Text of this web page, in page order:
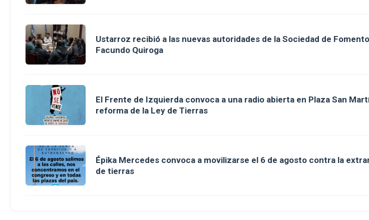
Ustarroz recibió a las nuevas autoridades de la Sociedad de
Facundo Quiroga
El Frente de Izquierda convoca a una radio abierta en Plaza San
reforma de la Ley de Tierras
Épika Mercedes convoca a movilizarse el 6 de agosto contra la
de tierras